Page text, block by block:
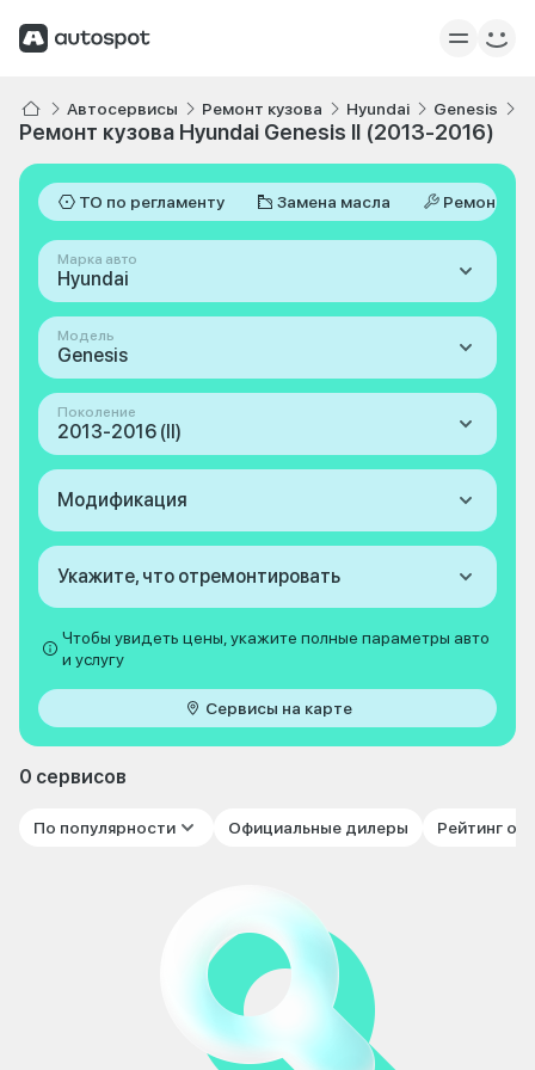
Автосервисы Ремонт кузова Hyundai Genesis
Ремонт кузова Hyundai Genesis II (2013-2016)
ТО по регламенту Замена масла Ремонт
Марка авто
Hyundai
Модель
Genesis
Поколение
2013-2016 (II)
Модификация
Укажите, что отремонтировать
Чтобы увидеть цены, укажите полные параметры авто
и услугу
Сервисы на карте
0 сервисов
По популярности Официальные дилеры Рейтинг